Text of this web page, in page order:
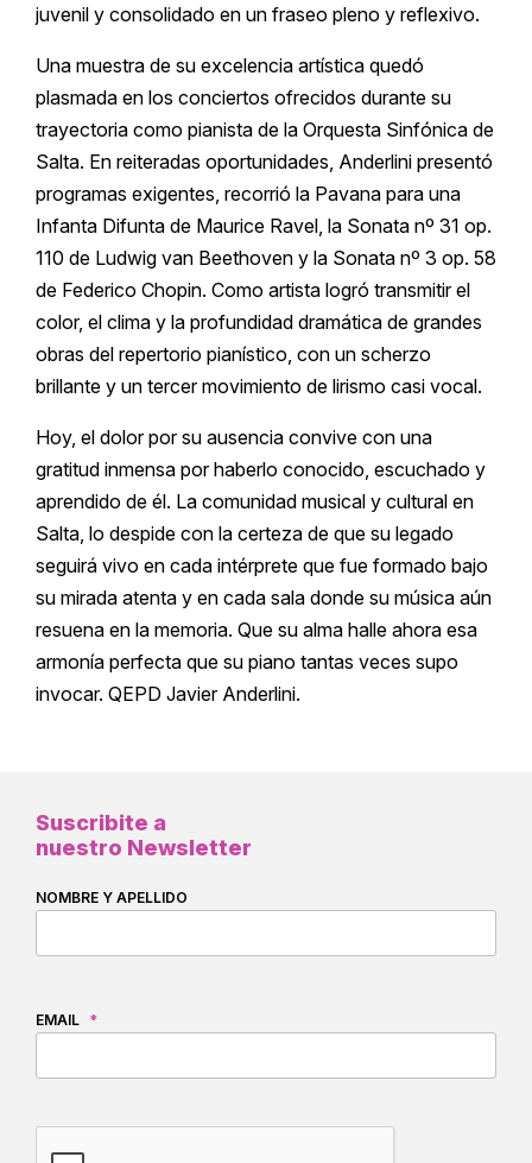
juvenil y consolidado en un fraseo pleno y reflexivo.
Una muestra de su excelencia artística quedó
plasmada en los conciertos ofrecidos durante su
trayectoria como pianista de la Orquesta Sinfónica de
Salta. En reiteradas oportunidades, Anderlini presentó
programas exigentes, recorrió la Pavana para una
Infanta Difunta de Maurice Ravel, la Sonata nº 31 op.
110 de Ludwig van Beethoven y la Sonata nº 3 op. 58
de Federico Chopin. Como artista logró transmitir el
color, el clima y la profundidad dramática de grandes
obras del repertorio pianístico, con un scherzo
brillante y un tercer movimiento de lirismo casi vocal.
Hoy, el dolor por su ausencia convive con una
gratitud inmensa por haberlo conocido, escuchado y
aprendido de él. La comunidad musical y cultural en
Salta, lo despide con la certeza de que su legado
seguirá vivo en cada intérprete que fue formado bajo
su mirada atenta y en cada sala donde su música aún
resuena en la memoria. Que su alma halle ahora esa
armonía perfecta que su piano tantas veces supo
invocar. QEPD Javier Anderlini.
Suscribite a
nuestro Newsletter
NOMBRE Y APELLIDO
EMAIL *